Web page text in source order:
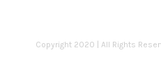
Copyright 2020 | All Rights